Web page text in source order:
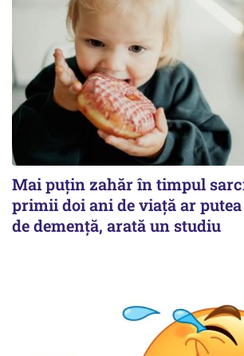
Mai puțin zahăr în timpul
primii doi ani de viață ar
de demență, arată un studiu